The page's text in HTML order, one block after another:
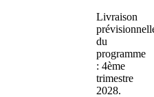
Livraison
du
programme
: 4ème
trimestre
2028.